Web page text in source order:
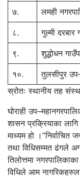
७. लमही
८. गुल्मी दरबार
९. शुद्धोधन
१०. तुलसीपुर
स्रोतः स्थानीय तह
घोराही
शासन प्रक्रियाका
माध्यम हो ।”निर्वाचित
तथा विधिसम्मत ढंगले
तिलोत्तमा
विधिले आम